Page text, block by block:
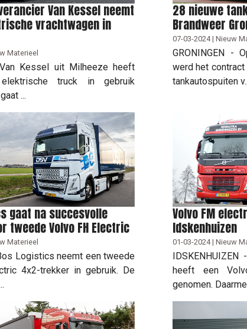
Van Kessel neemt
vrachtwagen in
Materieel
Kessel uit Milheeze heeft
truck in gebruik
...
28 nieuwe
Brandweer
07-03-2024 | Nieuw
GRONINGEN -
werd het
tankautospuiten
gaat na succesvolle
tweede Volvo FH Electric
Materieel
Logistics neemt een tweede
4x2-trekker in gebruik. De
Volvo FM
Idskenhuizen
01-03-2024 | Nieuw
heeft een
genomen.